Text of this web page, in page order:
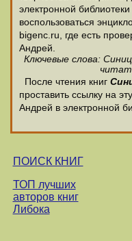
электронной
воспользоваться
bigenc.ru, где есть
Андрей.
Ключевые слова:
После чтения книг
проставить ссылку на
Андрей в электронной
ПОИСК КНИГ
ТОП лучших
авторов книг
Либока